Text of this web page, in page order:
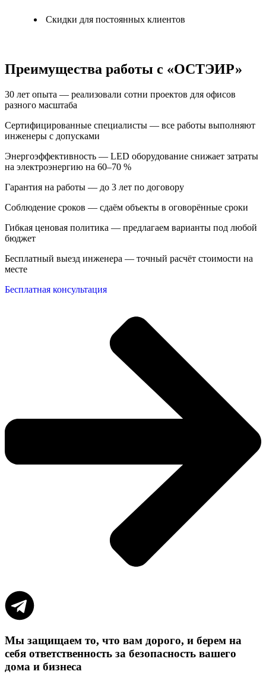
Скидки для постоянных клиентов
Преимущества работы с «ОСТЭИР»
30 лет опыта — реализовали сотни проектов для офисов
разного масштаба
Сертифицированные специалисты — все работы выполняют
инженеры с допусками
Энергоэффективность — LED оборудование снижает затраты
на электроэнергию на 60–70 %
Гарантия на работы — до 3 лет по договору
Соблюдение сроков — сдаём объекты в оговорённые сроки
Гибкая ценовая политика — предлагаем варианты под любой
бюджет
Бесплатный выезд инженера — точный расчёт стоимости на
месте
Бесплатная консультация
Мы защищаем то, что вам дорого, и берем на
себя ответственность за безопасность вашего
дома и бизнеса